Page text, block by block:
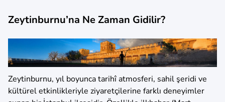
Zeytinburnu’na Ne Zaman Gidilir?
Zeytinburnu, yıl boyunca tarihî atmosferi, sahil şeridi ve
kültürel etkinlikleriyle ziyaretçilerine farklı deneyimler